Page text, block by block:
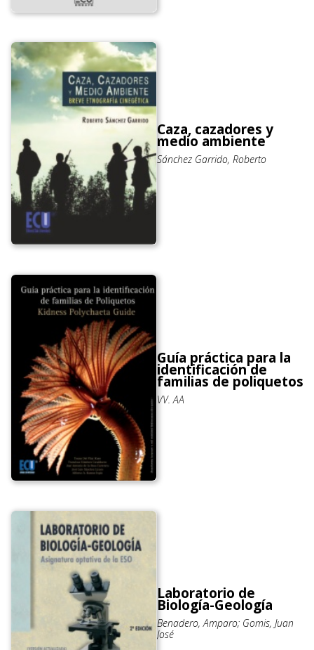
Caza, cazadores y
medio ambiente
Sánchez Garrido, Roberto
Guía práctica para la
identificación de
familias de poliquetos
VV. AA
Laboratorio de
Biología-Geología
Benadero, Amparo; Gomis, Juan
José